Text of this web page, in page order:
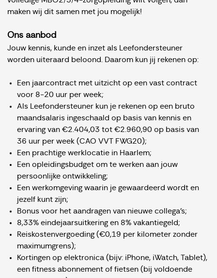
maken wij dit samen met jou mogelijk!
Ons aanbod
Jouw kennis, kunde en inzet als Leefondersteuner
worden uiteraard beloond. Daarom kun jij rekenen op:
Een jaarcontract met uitzicht op een vast contract
voor 8-20 uur per week;
Als Leefondersteuner kun je rekenen op een bruto
maandsalaris ingeschaald op basis van kennis en
ervaring van €2.404,03 tot €2.960,90 op basis van
36 uur per week (CAO VVT FWG20);
Een prachtige werklocatie in Haarlem;
Een opleidingsbudget om te werken aan jouw
persoonlijke ontwikkeling;
Een werkomgeving waarin je gewaardeerd wordt en
jezelf kunt zijn;
Bonus voor het aandragen van nieuwe collega’s;
8,33% eindejaarsuitkering en 8% vakantiegeld;
Reiskostenvergoeding (€0,19 per kilometer zonder
maximumgrens);
Kortingen op elektronica (bijv: iPhone, iWatch, Tablet),
een fitness abonnement of fietsen (bij voldoende